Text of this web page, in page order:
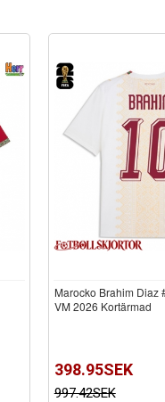
Marocko Brahim Diaz
VM 2026 Kortärmad
398.95SEK
997.42SEK